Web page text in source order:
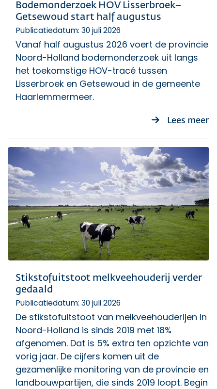
Bodemonderzoek HOV Lisserbroek–
Getsewoud start half augustus
Publicatiedatum: 30 juli 2026
Vanaf half augustus 2026 voert de provincie
Noord-Holland bodemonderzoek uit langs
het toekomstige HOV-tracé tussen
Lisserbroek en Getsewoud in de gemeente
Haarlemmermeer.
Lees meer
Stikstofuitstoot melkveehouderij verder
gedaald
Publicatiedatum: 30 juli 2026
De stikstofuitstoot van melkveehouderijen in
Noord-Holland is sinds 2019 met 18%
afgenomen. Dat is 5% extra ten opzichte van
vorig jaar. De cijfers komen uit de
gezamenlijke monitoring van de provincie en
landbouwpartijen, die sinds 2019 loopt. Begin